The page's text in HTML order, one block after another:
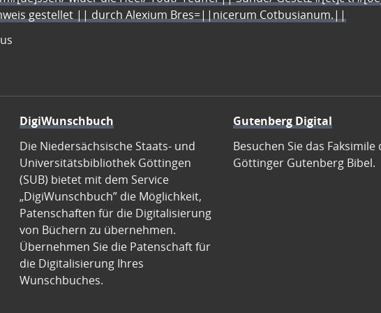
gestellet || durch Alexium Bres=||nicerum Cotbusianum.||
DigiWunschbuch
Die Niedersächsische Staats- und
Universitätsbibliothek Göttingen
(SUB) bietet mit dem Service
„DigiWunschbuch” die Möglichkeit,
Patenschaften für die Digitalisierung
von Büchern zu übernehmen.
Übernehmen Sie die Patenschaft für
die Digitalisierung Ihres
Wunschbuches.
Gutenberg Digital
Besuchen Sie das Faksimile
Göttinger Gutenberg Bibel.